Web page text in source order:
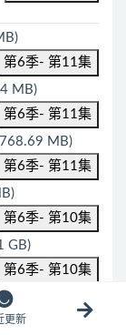
第6季- 第11集
MB)
第6季- 第11集
MB)
第6季- 第11集
第6季- 第10集
GB)
第6季- 第10集
第6季- 第10集
更新